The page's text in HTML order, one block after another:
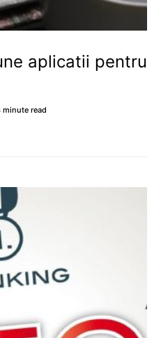
aplicatii pentru
minute read